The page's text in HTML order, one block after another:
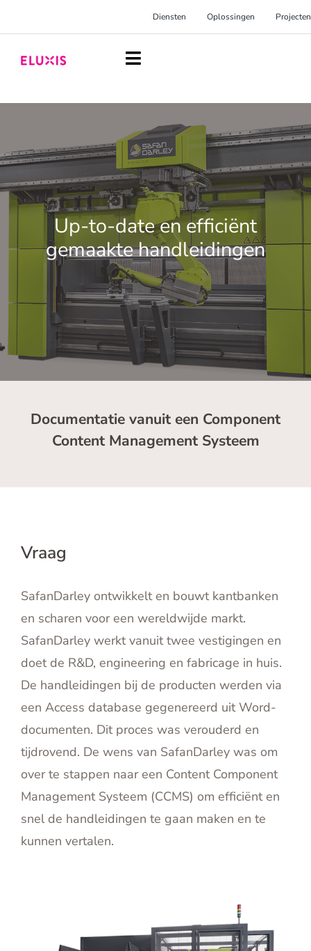
naar
inhoud
Diensten Oplossingen Projecten
Toggle
Homepage
Diensten
Oplossingen
Projecten
Over Eluxis
Inspiratie
Blog
English
Contact
Up-to-date en efficiënt
gemaakte handleidingen
Documentatie vanuit een Component
Content Management Systeem
Vraag
SafanDarley ontwikkelt en bouwt kantbanken
en scharen voor een wereldwijde markt.
SafanDarley werkt vanuit twee vestigingen en
doet de R&D, engineering en fabricage in huis.
De handleidingen bij de producten werden via
een Access database gegenereerd uit Word-
documenten. Dit proces was verouderd en
tijdrovend. De wens van SafanDarley was om
over te stappen naar een Content Component
Management Systeem (CCMS) om efficiënt en
snel de handleidingen te gaan maken en te
kunnen vertalen.